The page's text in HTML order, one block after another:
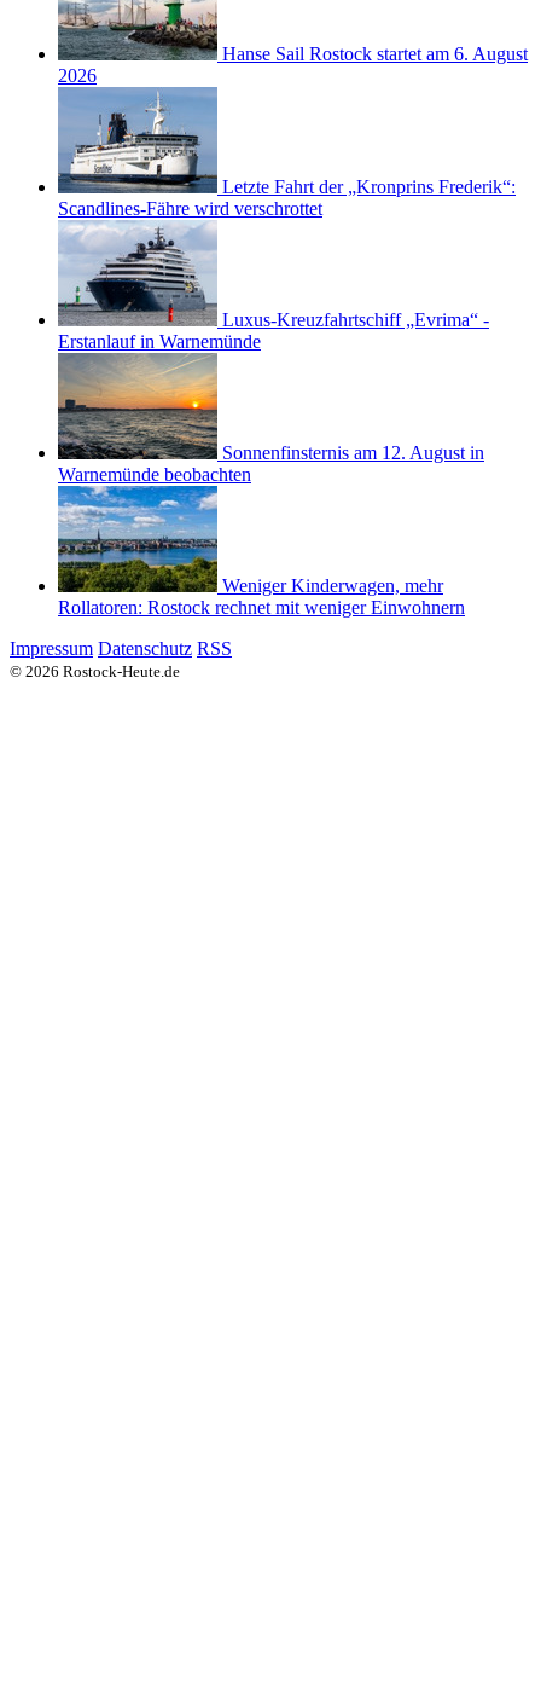
Hanse Sail Rostock startet am 6. August
2026
Letzte Fahrt der „Kronprins Frederik“:
Scandlines-Fähre wird verschrottet
Luxus-Kreuzfahrtschiff „Evrima“ -
Erstanlauf in Warnemünde
Sonnenfinsternis am 12. August in
Warnemünde beobachten
Weniger Kinderwagen, mehr
Rollatoren: Rostock rechnet mit weniger Einwohnern
Impressum Datenschutz RSS
© 2026 Rostock-Heute.de